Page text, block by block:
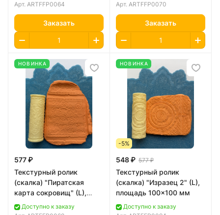
Арт. ARTFFP0064
Заказать
Арт. ARTFFP0070
Заказать
НОВИНКА
577 ₽
Текстурный ролик
(скалка) "Пиратская
карта сокровищ" (L),
площадь 100x100 мм
Доступно к заказу
НОВИНКА
-5%
548 ₽ 577 ₽
Текстурный ролик
(скалка) "Изразец 2" (L),
площадь 100x100 мм
Доступно к заказу